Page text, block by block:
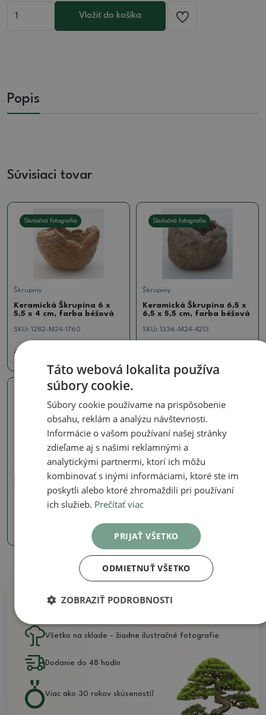
Vložiť do košíka
Popis
Súvisiaci tovar
Skutočná fotografia
Škrupiny
Keramická Škrupina 6 x
5,5 x 4 cm, farba béžová
SKU: 1282-M24-1760
4.97 €
Skutočná fotografia
Škrupiny
Keramická Škrupina 6,5 ​​x
6,5 x 5,5 cm, farba béžová
SKU: 1336-M24-4213
Škrupiny
Keramická Škrupina 9,5 x
8 x 7 cm, farba šedá
1328-M24-3562
4.97 €
Prečo nakúpiť u nás
Všetko na sklade - žiadne ilustračné fotografie
Dodanie do 48 hodín
Viac ako 30 rokov skúseností!
Táto webová lokalita používa
súbory cookie.
Súbory cookie používame na prispôsobenie
obsahu, reklám a analýzu návštevnosti.
Informácie o vašom používaní našej stránky
zdieľame aj s našimi reklamnými a
analytickými partnermi, ktorí ich môžu
kombinovať s inými informáciami, ktoré ste im
poskytli alebo ktoré zhromaždili pri používaní
ich služieb. Prečítať viac
PRIJAŤ VŠETKO
ODMIETNUŤ VŠETKO
ZOBRAZIŤ PODROBNOSTI